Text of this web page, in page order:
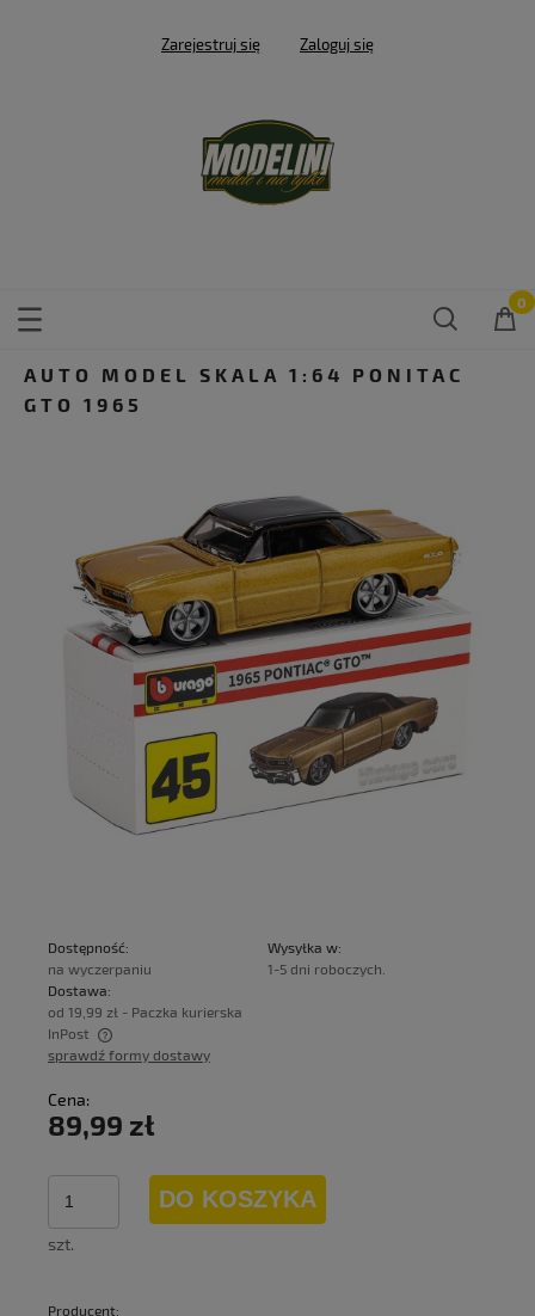
Zarejestruj się Zaloguj się
AUTO MODEL SKALA 1:64 PONITAC
GTO 1965
Dostępność:
na wyczerpaniu
Wysyłka w:
1-5 dni roboczych.
Dostawa:
od 19,99 zł - Paczka kurierska
InPost
Cena nie zawiera ewentualnych kosztów płatności
sprawdź formy dostawy
Cena:
89,99 zł
szt.
DO KOSZYKA
Producent: